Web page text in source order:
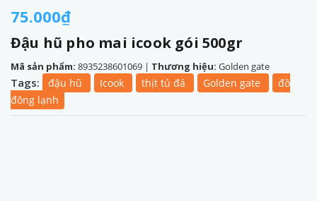
75.000₫
Đậu hũ pho mai icook gói 500gr
Mã sản phẩm: 8935238601069 | Thương hiệu: Golden gate
Tags: đậu hũ Icook thịt tủ đá Golden gate
đồ
đông lạnh